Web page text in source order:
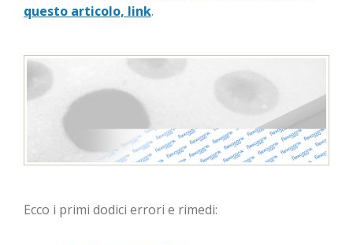
questo articolo, link.
Ecco i primi dodici errori e rimedi: